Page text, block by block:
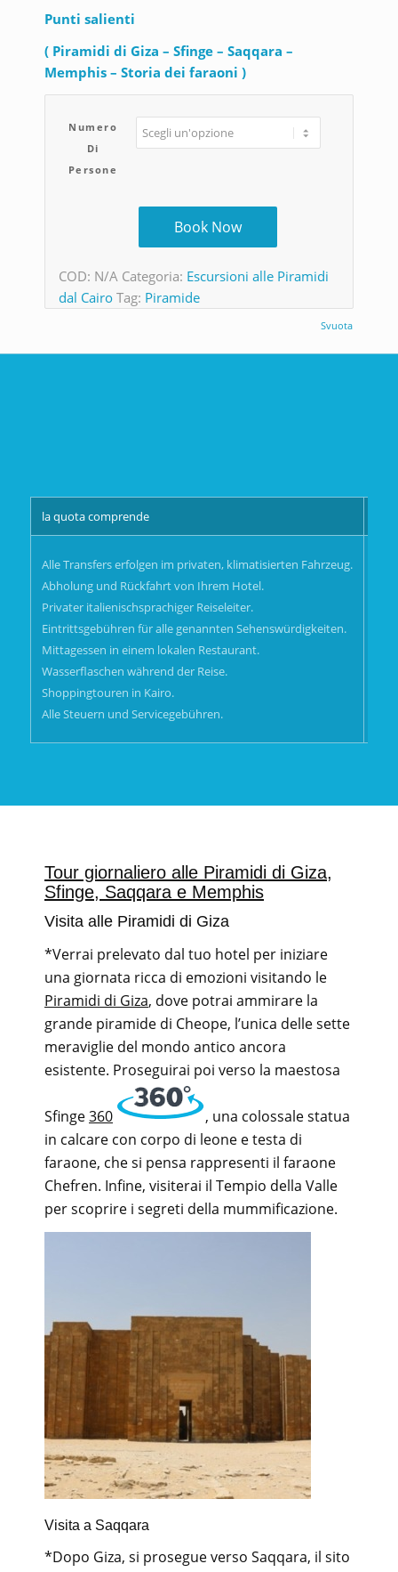
Punti salienti
( Piramidi di Giza – Sfinge – Saqqara –
Memphis – Storia dei faraoni )
Numero
Di
Persone
Svuota
Book Now
COD: N/A Categoria: Escursioni alle Piramidi
dal Cairo Tag: Piramide
la quota comprende
Alle Transfers erfolgen im privaten, klimatisierten Fahrzeug.
Abholung und Rückfahrt von Ihrem Hotel.
Privater italienischsprachiger Reiseleiter.
Eintrittsgebühren für alle genannten Sehenswürdigkeiten.
Mittagessen in einem lokalen Restaurant.
Wasserflaschen während der Reise.
Shoppingtouren in Kairo.
Alle Steuern und Servicegebühren.
Tour giornaliero alle Piramidi di Giza,
Sfinge, Saqqara e Memphis
Visita alle Piramidi di Giza
*Verrai prelevato dal tuo hotel per iniziare
una giornata ricca di emozioni visitando le
Piramidi di Giza, dove potrai ammirare la
grande piramide di Cheope, l’unica delle sette
meraviglie del mondo antico ancora
esistente. Proseguirai poi verso la maestosa
Sfinge360
, una colossale statua
in calcare con corpo di leone e testa di
faraone, che si pensa rappresenti il faraone
Chefren. Infine, visiterai il Tempio della Valle
per scoprire i segreti della mummificazione.
Visita a Saqqara
*Dopo Giza, si prosegue verso Saqqara, il sito